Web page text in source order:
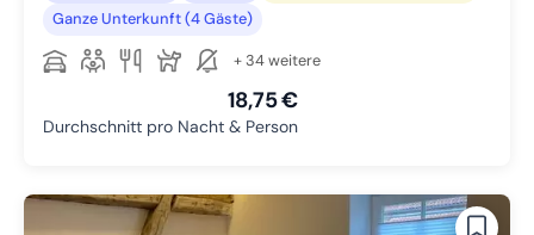
Ganze Unterkunft (4 Gäste)
+ 34 weitere
18,75 €
Durchschnitt pro Nacht & Person